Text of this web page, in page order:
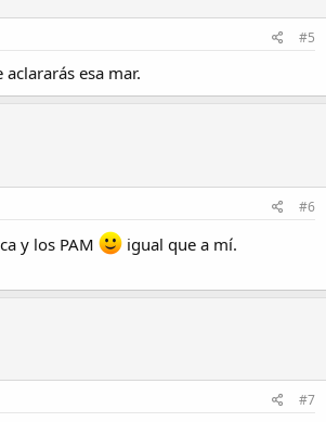
#5
esa mar.
#6
y los PAM
igual que a mí.
#7